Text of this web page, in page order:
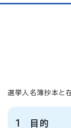
選挙人名簿抄本と
1 目的